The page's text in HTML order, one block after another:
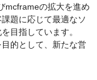
mcframeの拡大を進め
題に応じて最適なソ
目指しています。
的として、新たな営